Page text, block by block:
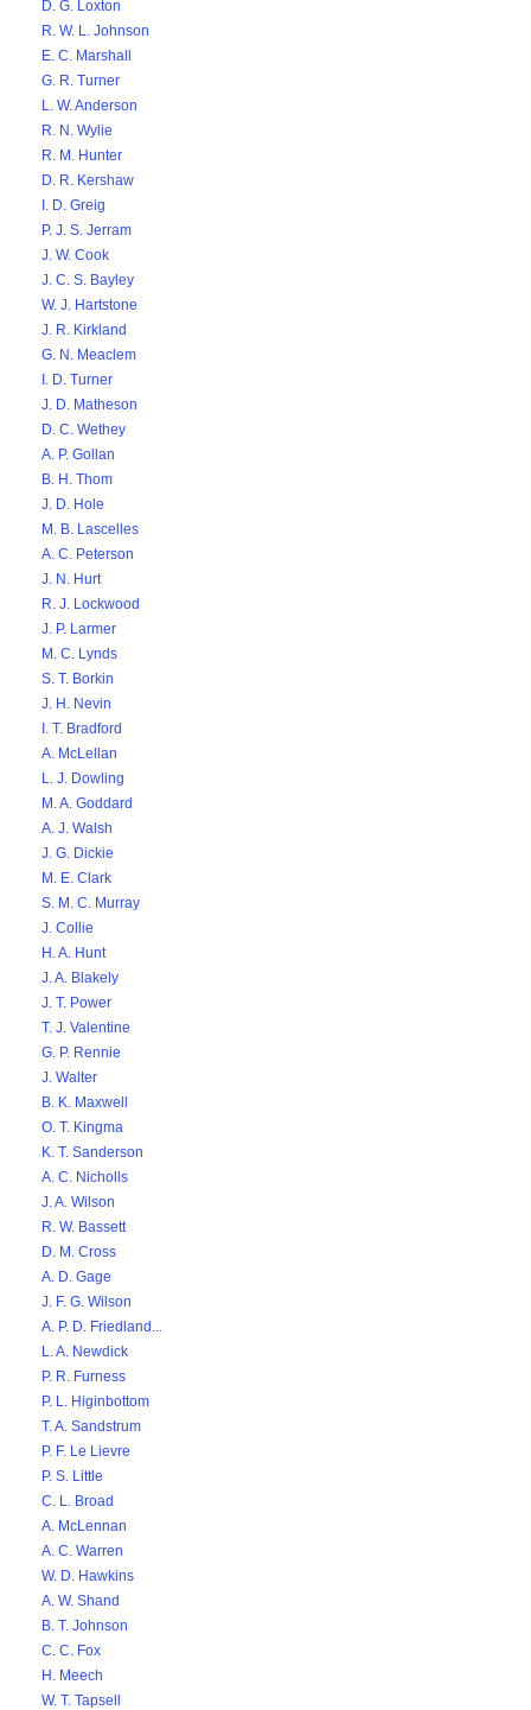
D. G. Loxton
R. W. L. Johnson
E. C. Marshall
G. R. Turner
L. W. Anderson
R. N. Wylie
R. M. Hunter
D. R. Kershaw
I. D. Greig
P. J. S. Jerram
J. W. Cook
J. C. S. Bayley
W. J. Hartstone
J. R. Kirkland
G. N. Meaclem
I. D. Turner
J. D. Matheson
D. C. Wethey
A. P. Gollan
B. H. Thom
J. D. Hole
M. B. Lascelles
A. C. Peterson
J. N. Hurt
R. J. Lockwood
J. P. Larmer
M. C. Lynds
S. T. Borkin
J. H. Nevin
I. T. Bradford
A. McLellan
L. J. Dowling
M. A. Goddard
A. J. Walsh
J. G. Dickie
M. E. Clark
S. M. C. Murray
J. Collie
H. A. Hunt
J. A. Blakely
J. T. Power
T. J. Valentine
G. P. Rennie
J. Walter
B. K. Maxwell
O. T. Kingma
K. T. Sanderson
A. C. Nicholls
J. A. Wilson
R. W. Bassett
D. M. Cross
A. D. Gage
J. F. G. Wilson
A. P. D. Friedland...
L. A. Newdick
P. R. Furness
P. L. Higinbottom
T. A. Sandstrum
P. F. Le Lievre
P. S. Little
C. L. Broad
A. McLennan
A. C. Warren
W. D. Hawkins
A. W. Shand
B. T. Johnson
C. C. Fox
H. Meech
W. T. Tapsell